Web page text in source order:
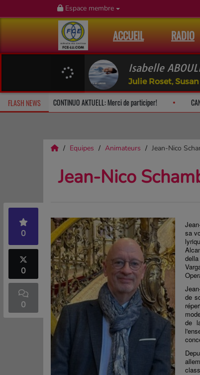
Espace membre
ACCUEIL RADIO
Isabelle
Julie Roset,
FLASH NEWS
le dimanche à 10h CONTINUO AKTUELL: Merci de participer!
Equipes Animateurs Jean-Nico
Jean-Nico
0
0
0
sa
de
de